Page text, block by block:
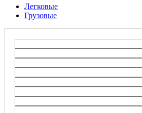
Легковые
Грузовые